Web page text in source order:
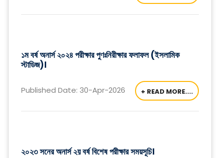
১ম বর্ষ অনার্স ২০২৪ পরীক্ষার পুণঃনিরীক্ষার ফলাফল (ইসলামিক
স্টাডিজ)।
Published Date: 30-Apr-2026 + READ MORE....
২০২৩ সনের অনার্স ২য় বর্ষ বিশেষ পরীক্ষার সময়সূচি।